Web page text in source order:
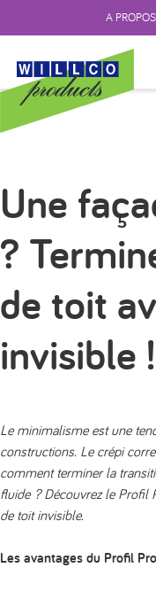
A
Une
?
de toit
invisible !
Le minimalisme est une
constructions. Le crépi
comment terminer la
fluide ? Découvrez le Profil
de toit invisible.
Les avantages du Profil